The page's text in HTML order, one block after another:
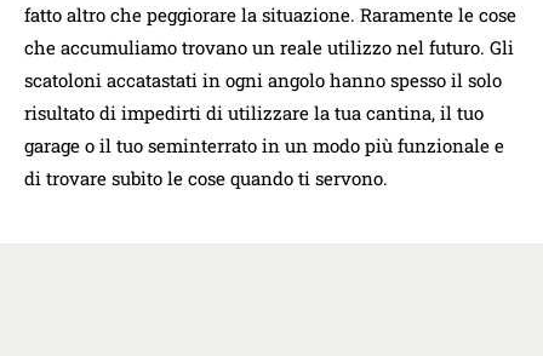
fatto altro che peggiorare la situazione. Raramente le cose
che accumuliamo trovano un reale utilizzo nel futuro. Gli
scatoloni accatastati in ogni angolo hanno spesso il solo
risultato di impedirti di utilizzare la tua cantina, il tuo
garage o il tuo seminterrato in un modo più funzionale e
di trovare subito le cose quando ti servono.